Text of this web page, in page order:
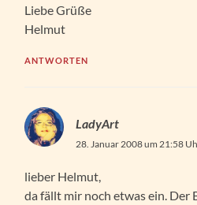
Liebe Grüße
Helmut
ANTWORTEN
LadyArt
28. Januar 2008 um 21:58
lieber Helmut,
da fällt mir noch etwas ein. Der